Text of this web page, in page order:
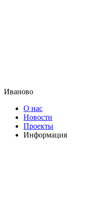
Иваново
О нас
Новости
Проекты
Информация